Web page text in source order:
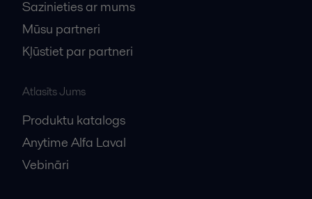
Sazinieties ar mums
Mūsu partneri
Kļūstiet par partneri
Atlasīts Jums
Produktu katalogs
Anytime Alfa Laval
Vebināri